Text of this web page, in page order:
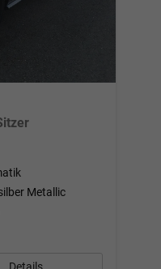
Metallic